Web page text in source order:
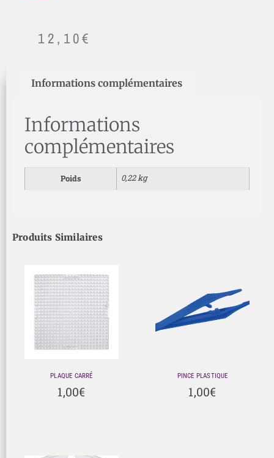
12,10€
Informations complémentaires
Informations
complémentaires
Poids 0,22 kg
Produits Similaires
PLAQUE CARRÉ
1,00€
PINCE PLASTIQUE
1,00€